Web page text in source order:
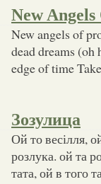
New
New angels of
dead dreams (oh
edge of time
Зозулица
Ой то весілля,
розлука. ой та
тата, ой в того